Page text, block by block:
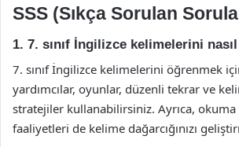
SSS (Sıkça Sorulan
1. 7. sınıf İngilizce kelimelerini
7. sınıf İngilizce kelimelerini öğrenmek
yardımcılar, oyunlar, düzenli tekrar ve
stratejiler kullanabilirsiniz. Ayrıca,
faaliyetleri de kelime dağarcığınızı